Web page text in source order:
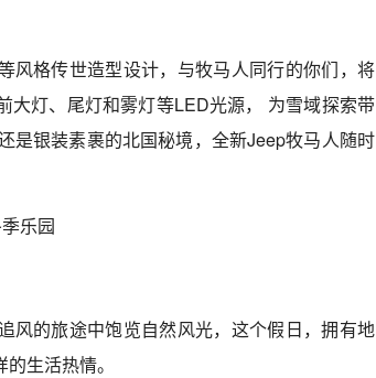
风格传世造型设计，与牧马人同行的你们，将
大灯、尾灯和雾灯等LED光源， 为雪域探索带
是银装素裹的北国秘境，全新Jeep牧马人随时
风的旅途中饱览自然风光，这个假日，拥有地
生活热情。